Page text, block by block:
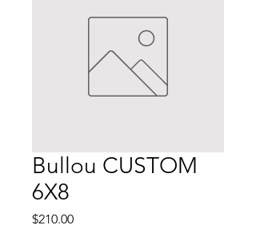
Bullou CUSTOM
6X8
$210.00Price